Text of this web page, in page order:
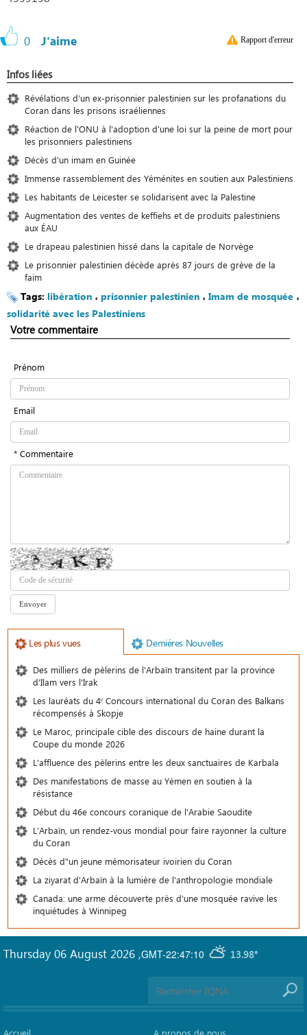
0 J'aime Rapport d'erreur
Infos liées
Révélations d’un ex-prisonnier palestinien sur les profanations du
Coran dans les prisons israéliennes
Réaction de l'ONU à l'adoption d'une loi sur la peine de mort pour
les prisonniers palestiniens
Décès d'un imam en Guinée
Immense rassemblement des Yéménites en soutien aux Palestiniens
Les habitants de Leicester se solidarisent avec la Palestine
Augmentation des ventes de keffiehs et de produits palestiniens
aux ÉAU
Le drapeau palestinien hissé dans la capitale de Norvège
Le prisonnier palestinien décède après 87 jours de grève de la
faim
Tags: libération ، prisonnier palestinien ، Imam de mosquée ،
solidarité avec les Palestiniens
Votre commentaire
Prénom
Email
* Commentaire
Les plus vues Demiéres Nouvelles
Des milliers de pèlerins de l'Arbaïn transitent par la province
d'Ilam vers l'Irak
Les lauréats du 4ᵉ Concours international du Coran des Balkans
récompensés à Skopje
Le Maroc, principale cible des discours de haine durant la
Coupe du monde 2026
L'affluence des pèlerins entre les deux sanctuaires de Karbala
Des manifestations de masse au Yémen en soutien à la
résistance
Début du 46e concours coranique de l'Arabie Saoudite
L’Arbaïn, un rendez-vous mondial pour faire rayonner la culture
du Coran
Décès d"un jeune mémorisateur ivoirien du Coran
La ziyarat d'Arbaïn à la lumière de l'anthropologie mondiale
Canada: une arme découverte près d'une mosquée ravive les
inquiétudes à Winnipeg
GMT-22:47:10 13.98°
Thursday 06 August 2026 ,